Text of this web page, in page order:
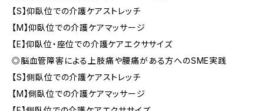
【S】仰臥位での介護ケアストレッチ
【M】仰臥位での介護ケアマッサージ
【E】仰臥位・座位での介護ケアエクササイズ
◎脳血管障害による上肢痛や腰痛がある方へのSME実践
【S】側臥位での介護ケアストレッチ
【M】側臥位での介護ケアマッサージ